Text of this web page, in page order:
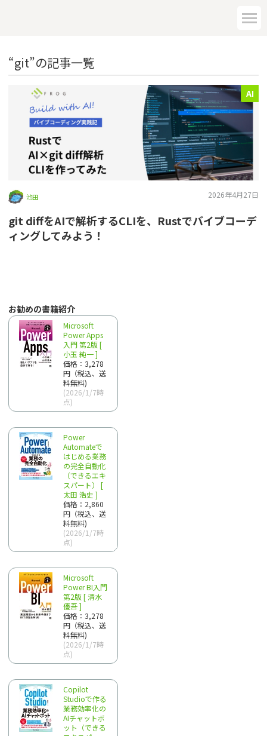
“git”の記事一覧
AI
池田 2026年4月27日
git diffをAIで解析するCLIを、Rustでバイブコーデ
ィングしてみよう！
お勧めの書籍紹介
Microsoft
Power Apps
入門 第2版 [
小玉 純一 ]
価格：3,278
円（税込、送
料無料)
(2026/1/7時
点)
Power
Automateで
はじめる業務
の完全自動化
（できるエキ
スパート） [
太田 浩史 ]
価格：2,860
円（税込、送
料無料)
(2026/1/7時
点)
Microsoft
Power BI入門
第2版 [ 清水
優吾 ]
価格：3,278
円（税込、送
料無料)
(2026/1/7時
点)
Copilot
Studioで作る
業務効率化の
AIチャットボ
ット（できる